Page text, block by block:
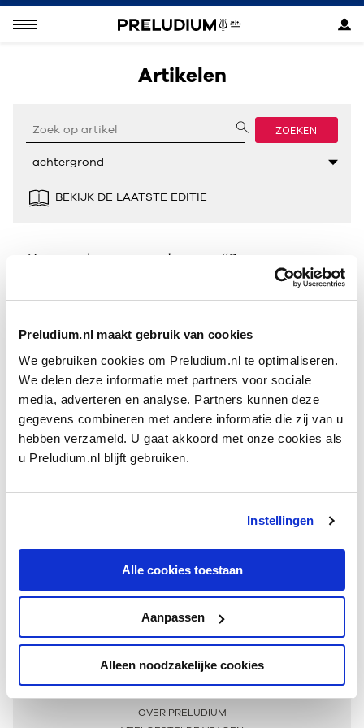
Preludium.nl maakt gebruik van cookies
We gebruiken cookies om Preludium.nl te optimaliseren.
We delen deze informatie met partners voor sociale
media, adverteren en analyse. Partners kunnen deze
gegevens combineren met andere informatie die zij van u
hebben verzameld. U gaat akkoord met onze cookies als
u Preludium.nl blijft gebruiken.
Instellingen
Alle cookies toestaan
Aanpassen
Alleen noodzakelijke cookies
Artikelen
ZOEKEN
BEKIJK DE LAATSTE EDITIE
Geen resultaten gevonden voor “”.
Meer informatie
OVER PRELUDIUM